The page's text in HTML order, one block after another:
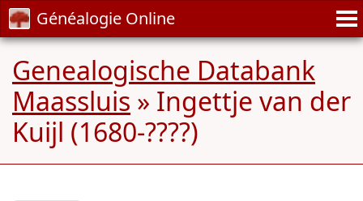
Généalogie Online
Genealogische Databank
Maassluis » Ingettje van der
Kuijl (1680-????)